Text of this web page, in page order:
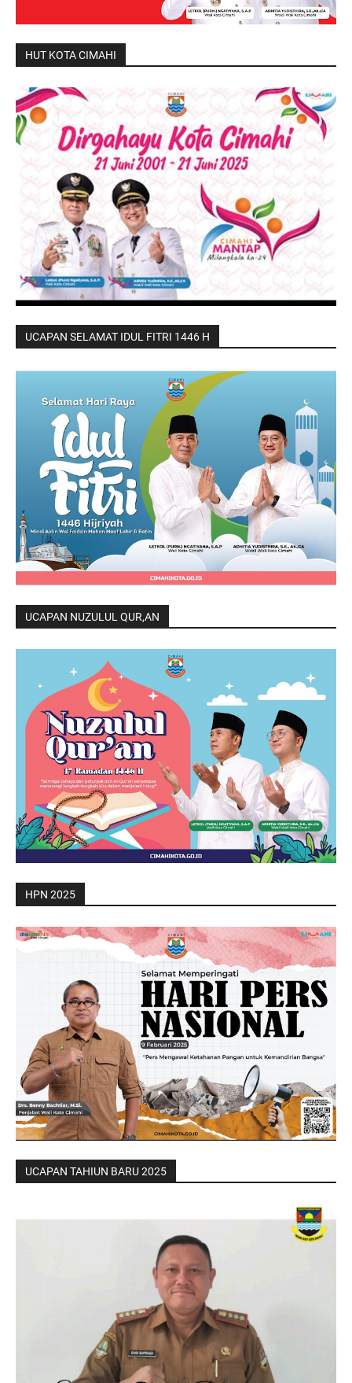
HUT KOTA CIMAHI
UCAPAN SELAMAT IDUL FITRI 1446 H
UCAPAN NUZULUL QUR,AN
HPN 2025
UCAPAN TAHIUN BARU 2025